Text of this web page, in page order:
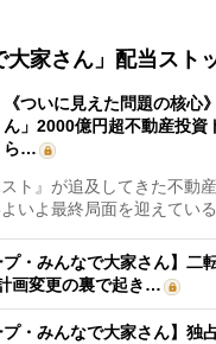
大家さん」配当スト
《ついに見えた問題の核心
ん」2000億円超不動産投資
ら…
ト』が追及してきた不動
いよ最終局面を迎えてい
プ・みんなで大家さん】二
画変更の裏で起き…
プ・みんなで大家さん】独